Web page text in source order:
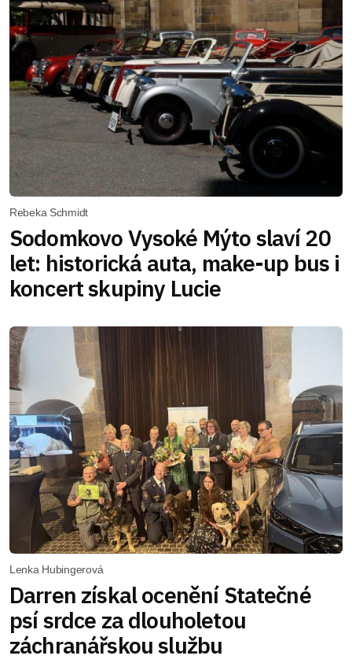
Rebeka Schmidt
Sodomkovo Vysoké Mýto slaví 20
let: historická auta, make-up bus i
koncert skupiny Lucie
Lenka Hubingerová
Darren získal ocenění Statečné
psí srdce za dlouholetou
záchranářskou službu